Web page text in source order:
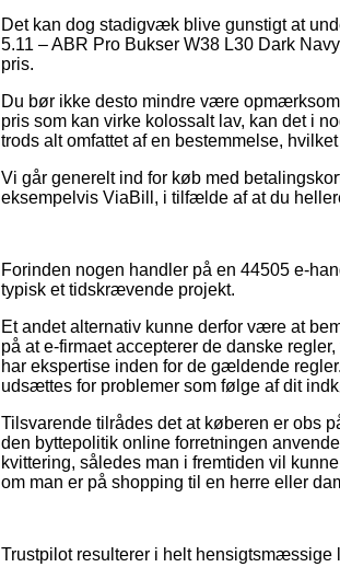
Det kan dog stadigvæk blive gunstigt at
5.11 – ABR Pro Bukser W38 L30 Dark
pris.
Du bør ikke desto mindre være
pris som kan virke kolossalt lav, kan det i
trods alt omfattet af en bestemmelse,
Vi går generelt ind for køb med
eksempelvis ViaBill, i tilfælde af at du
Forinden nogen handler på en 44505 e-
typisk et tidskrævende projekt.
Et andet alternativ kunne derfor være at
på at e-firmaet accepterer de danske
har ekspertise inden for de gældende
udsættes for problemer som følge af dit
Tilsvarende tilrådes det at køberen er obs
den byttepolitik online forretningen
kvittering, således man i fremtiden vil
om man er på shopping til en herre eller
Trustpilot resulterer i helt